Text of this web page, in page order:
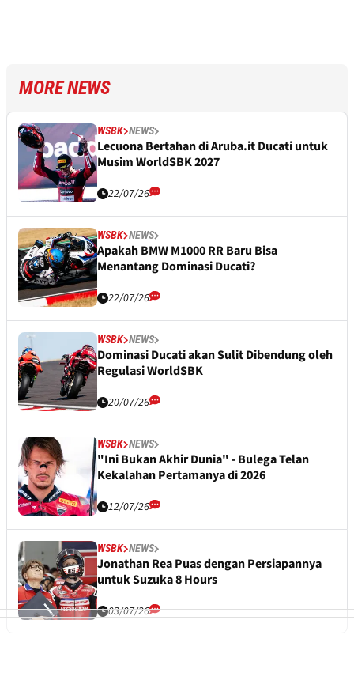
MORE NEWS
WSBK NEWS
Lecuona Bertahan di Aruba.it Ducati untuk
Musim WorldSBK 2027
22/07/26
WSBK NEWS
Apakah BMW M1000 RR Baru Bisa
Menantang Dominasi Ducati?
22/07/26
WSBK NEWS
Dominasi Ducati akan Sulit Dibendung oleh
Regulasi WorldSBK
20/07/26
WSBK NEWS
"Ini Bukan Akhir Dunia" - Bulega Telan
Kekalahan Pertamanya di 2026
12/07/26
WSBK NEWS
Jonathan Rea Puas dengan Persiapannya
untuk Suzuka 8 Hours
03/07/26